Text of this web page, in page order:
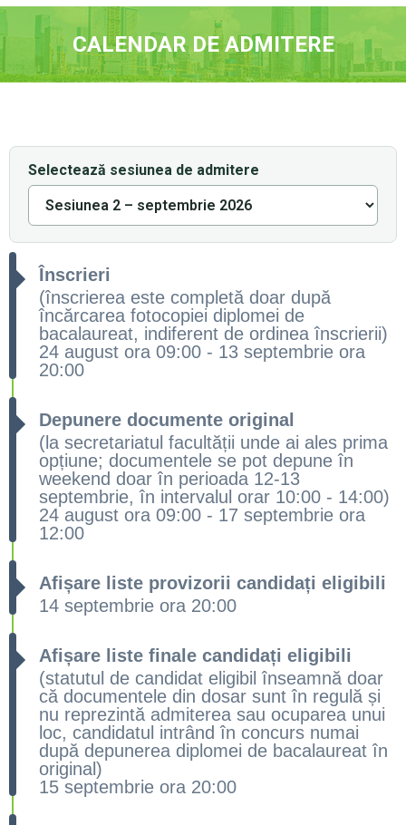
CALENDAR DE ADMITERE
Selectează sesiunea de admitere
Înscrieri
(înscrierea este completă doar după
încărcarea fotocopiei diplomei de
bacalaureat, indiferent de ordinea înscrierii)
24 august ora 09:00 - 13 septembrie ora
20:00
Depunere documente original
(la secretariatul facultății unde ai ales prima
opțiune; documentele se pot depune în
weekend doar în perioada 12-13
septembrie, în intervalul orar 10:00 - 14:00)
24 august ora 09:00 - 17 septembrie ora
12:00
Afișare liste provizorii candidați eligibili
14 septembrie ora 20:00
Afișare liste finale candidați eligibili
(statutul de candidat eligibil înseamnă doar
că documentele din dosar sunt în regulă și
nu reprezintă admiterea sau ocuparea unui
loc, candidatul intrând în concurs numai
după depunerea diplomei de bacalaureat în
original)
15 septembrie ora 20:00